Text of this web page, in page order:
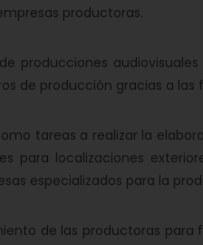
productoras.
producciones
de producción gracias a
tareas a realizar la
para localizaciones
especializados para la
de las productoras